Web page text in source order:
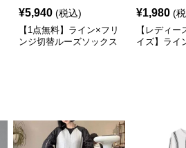
¥5,940 (税込)
【1点無料】ライン×フリ
ンジ切替ルーズソックス
¥1,980 (
【レディ
イズ】ライ